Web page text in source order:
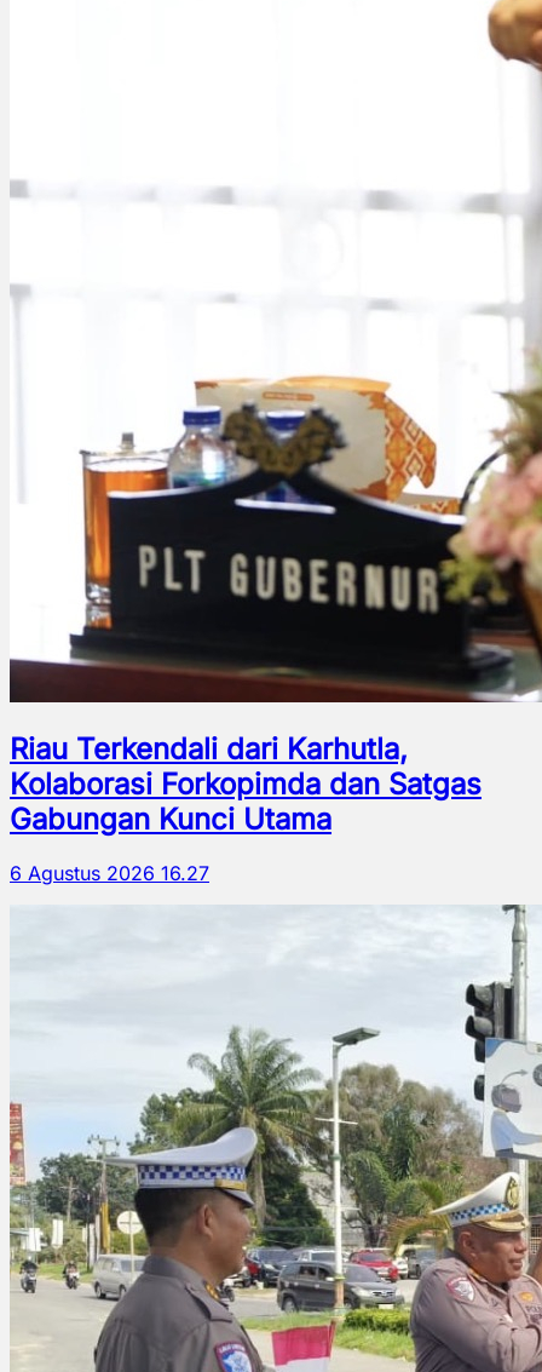
Riau Terkendali dari Karhutla,
Kolaborasi Forkopimda dan Satgas
Gabungan Kunci Utama
6 Agustus 2026 16.27